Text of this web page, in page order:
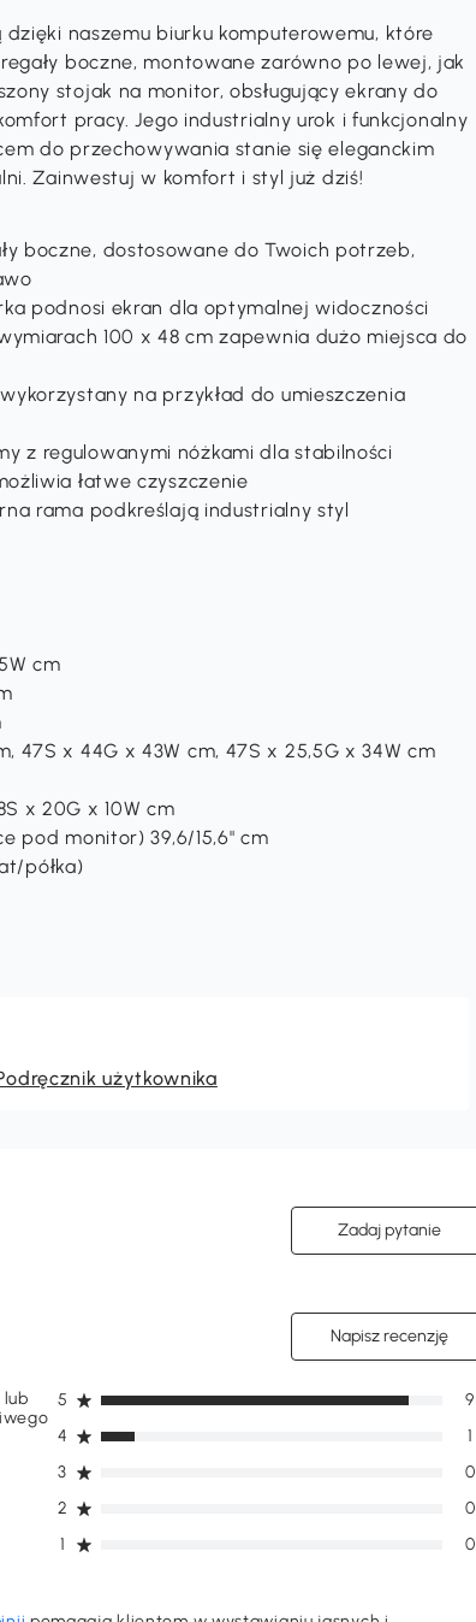
naszemu biurku komputerowemu, które
boczne, montowane zarówno po lewej, jak
stojak na monitor, obsługujący ekrany do
pracy. Jego industrialny urok i funkcjonalny
do przechowywania stanie się eleganckim
Zainwestuj w komfort i styl już dziś!
boczne, dostosowane do Twoich potrzeb,
podnosi ekran dla optymalnej widoczności
100 x 48 cm zapewnia dużo miejsca do
na przykład do umieszczenia
z regulowanymi nóżkami dla stabilności
łatwe czyszczenie
rama podkreślają industrialny styl
cm
47S x 44G x 43W cm, 47S x 25,5G x 34W cm
x 20G x 10W cm
pod monitor) 39,6/15,6" cm
półka)
użytkownika
Zadaj pytanie
Napisz recenzję
1 0
2 0
3 0
4 1
5 9